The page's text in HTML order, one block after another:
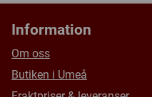
Information
Om oss
Butiken i Umeå